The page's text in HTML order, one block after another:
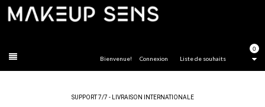
0
Liste de souhaits
Bienvenue! Connexion
SUPPORT 7/7 - LIVRAISON INTERNATIONALE